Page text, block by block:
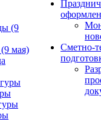
мая)
Сметно-